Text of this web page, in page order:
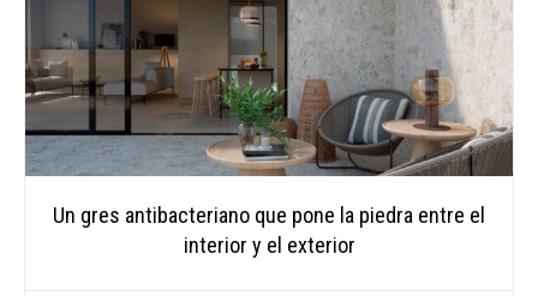
Un gres antibacteriano que pone la piedra entre el
interior y el exterior